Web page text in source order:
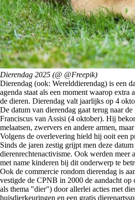
Dierendag 2025 (@ @Freepik)
Dierendag (ook: Werelddierendag) is een
agenda staat als een moment waarop extra
de dieren. Dierendag valt jaarlijks op 4
De datum van dierendag gaat terug naar
Franciscus van Assisi (4 oktober). Hij
melaatsen, zwervers en andere armen,
Volgens de overlevering hield hij ooit een
Sinds de jaren zestig grijpt men deze
dierenrechtenactivisme. Ook werden
met name kinderen bij dit onderwerp te
Ook de commercie rondom dierendag is
vestigde de CPNB in 2000 de aandacht
als thema "dier") door allerlei acties met
huisdierkeuringen en een gratis